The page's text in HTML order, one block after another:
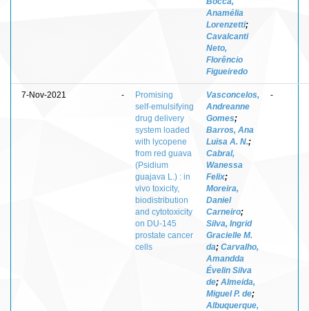
Anamélia
Lorenzetti;
Cavalcanti
Neto,
Florêncio
Figueiredo
7-Nov-2021 -
Promising
self‑emulsifying
drug delivery
system loaded
with lycopene
from red guava
(Psidium
guajava L.) : in
vivo toxicity,
biodistribution
and cytotoxicity
on DU‑145
prostate cancer
cells
Vasconcelos,
Andreanne
Gomes;
Barros, Ana
Luisa A. N.;
Cabral,
Wanessa
Felix;
Moreira,
Daniel
Carneiro;
Silva, Ingrid
Gracielle M.
da; Carvalho,
Amandda
Évelin Silva
de; Almeida,
Miguel P. de;
Albuquerque,
-